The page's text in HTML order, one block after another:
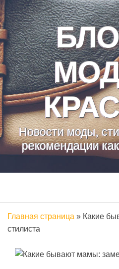
Новости моды,
рекомендации
Главная страница » Какие
стилиста